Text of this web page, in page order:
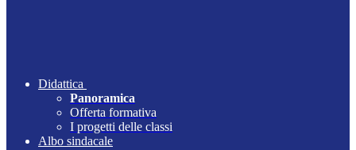
Didattica
Panoramica
Offerta formativa
I progetti delle classi
Albo sindacale